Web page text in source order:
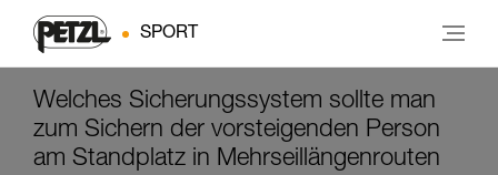
SPORT
Welches Sicherungssystem sollte man
zum Sichern der vorsteigenden Person
am Standplatz in Mehrseillängenrouten